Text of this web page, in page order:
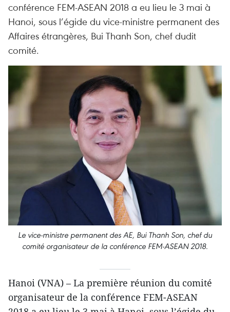
conférence FEM-ASEAN 2018 a eu lieu le 3 mai à
Hanoi, sous l’égide du vice-ministre permanent des
Affaires étrangères, Bui Thanh Son, chef dudit
comité.
Le vice-ministre permanent des AE, Bui Thanh Son, chef du
comité organisateur de la conférence FEM-ASEAN 2018.
Hanoi (VNA) – La première réunion du comité
organisateur de la conférence FEM-ASEAN